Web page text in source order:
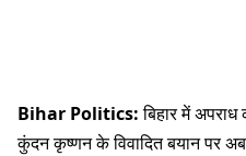
Bihar Politics:बिहार में
कुंदन कृष्णन के विवादित बयान पर